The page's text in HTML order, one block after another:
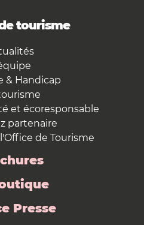
tourisme
& Handicap
et écoresponsable
partenaire
de Tourisme
Presse